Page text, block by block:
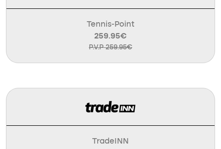
Tennis-Point
259.95€
P.V.P 259.95€
TradeINN